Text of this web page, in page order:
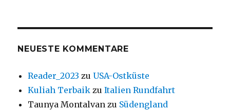
NEUESTE KOMMENTARE
Reader_2023 zuUSA-Ostküste
Kuliah Terbaik zuItalien Rundfahrt
Taunya Montalvan zu Südengland